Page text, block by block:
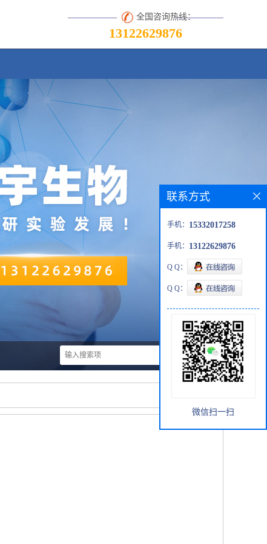
全国咨询热线：
13122629876
联系方式
手机： 15332017258
手机： 13122629876
Q Q：
Q Q：
微信扫一扫